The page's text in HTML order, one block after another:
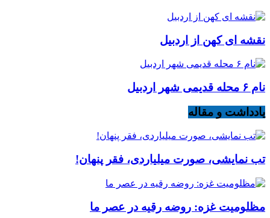
نقشه ای کهن از اردبیل
نام ۶ محله قدیمی شهر اردبیل
یادداشت و مقاله
تب نمایشی، صورت میلیاردی، فقر پنهان!
مظلومیت غزه: روضه رقیه در عصر ما